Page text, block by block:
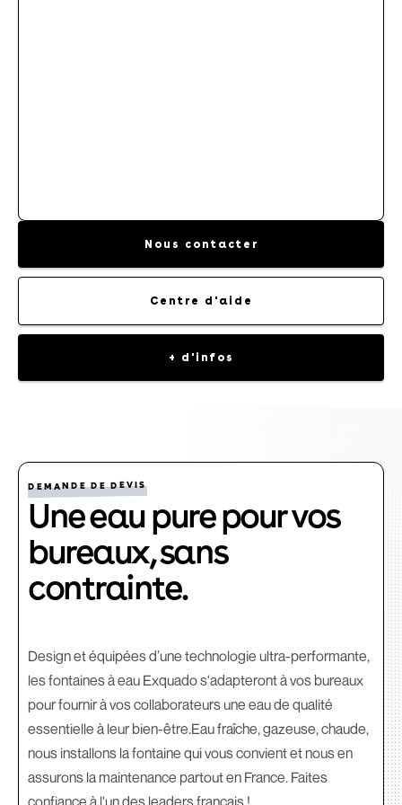
Nous contacter
Centre d'aide
+ d'infos
DEMANDE DE DEVIS
Une eau pure pour vos
bureaux, sans
contrainte.
Design et équipées d’une technologie ultra-performante,
les fontaines à eau Exquado s'adapteront à vos bureaux
pour fournir à vos collaborateurs une eau de qualité
essentielle à leur bien-être.Eau fraîche, gazeuse, chaude,
nous installons la fontaine qui vous convient et nous en
assurons la maintenance partout en France. Faites
confiance à l'un des leaders français !‍